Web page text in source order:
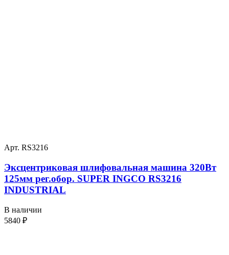
Арт. RS3216
Эксцентриковая шлифовальная машина 320Вт
125мм рег.обор. SUPER INGCO RS3216
INDUSTRIAL
В наличии
5840 ₽